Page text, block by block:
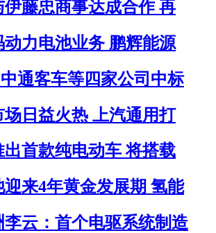
伊藤忠商事达成合作 再
动力电池业务 鹏辉能源
通客车等四家公司中标
场日益火热 上汽通用打
出首款纯电动车 将搭载
来4年黄金发展期 氢能
李云：首个电驱系统制造